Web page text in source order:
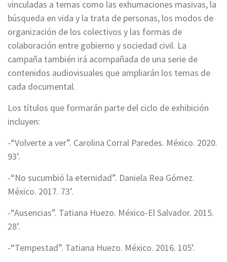
vinculadas a temas como las exhumaciones masivas, la
búsqueda en vida y la trata de personas, los modos de
organización de los colectivos y las formas de
colaboración entre gobierno y sociedad civil. La
campaña también irá acompañada de una serie de
contenidos audiovisuales que ampliarán los temas de
cada documental.
Los títulos que formarán parte del ciclo de exhibición
incluyen:
-“Volverte a ver”. Carolina Corral Paredes. México. 2020.
93’.
-“No sucumbió la eternidad”. Daniela Rea Gómez.
México. 2017. 73’.
-“Ausencias”. Tatiana Huezo. México-El Salvador. 2015.
28’.
-“Tempestad”. Tatiana Huezo. México. 2016. 105’.